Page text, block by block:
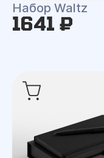
Набор Waltz
1641 ₽